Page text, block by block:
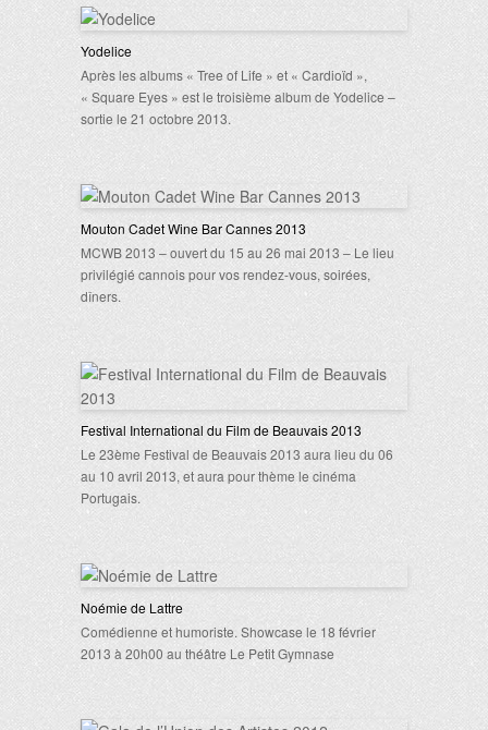
Yodelice
Après les albums « Tree of Life » et « Cardioïd »,
« Square Eyes » est le troisième album de Yodelice –
sortie le 21 octobre 2013.
Mouton Cadet Wine Bar Cannes 2013
MCWB 2013 – ouvert du 15 au 26 mai 2013 – Le lieu
privilégié cannois pour vos rendez-vous, soirées,
dîners.
Festival International du Film de Beauvais 2013
Le 23ème Festival de Beauvais 2013 aura lieu du 06
au 10 avril 2013, et aura pour thème le cinéma
Portugais.
Noémie de Lattre
Comédienne et humoriste. Showcase le 18 février
2013 à 20h00 au théâtre Le Petit Gymnase